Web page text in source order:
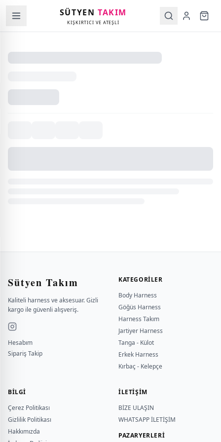
SÜTYENTAKIM
KIŞKIRTICI VE ATEŞLİ
Sütyen Takım
Kaliteli harness ve aksesuar. Gizli
kargo ile güvenli alışveriş.
Hesabım
Sipariş Takip
KATEGORILER
Body Harness
Göğüs Harness
Harness Takım
Jartiyer Harness
Tanga - Külot
Erkek Harness
Kırbaç - Kelepçe
BILGI
Çerez Politikası
Gizlilik Politikası
Hakkımızda
İLETİŞİM
BİZE ULAŞIN
WHATSAPP İLETİŞİM
PAZARYERLERİ